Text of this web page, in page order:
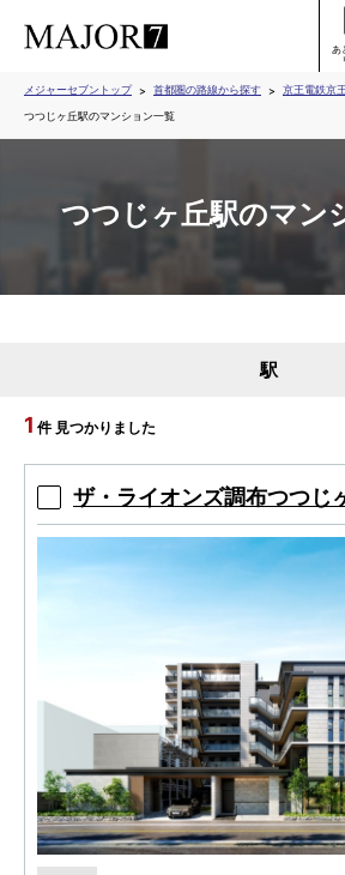
あ
メジャーセブントップ 首都圏の路線から探す
京王電鉄京
つつじヶ丘駅のマンション一覧
つつじヶ丘駅のマン
駅
1 件 見つかりました
ザ・ライオンズ調布つつじ